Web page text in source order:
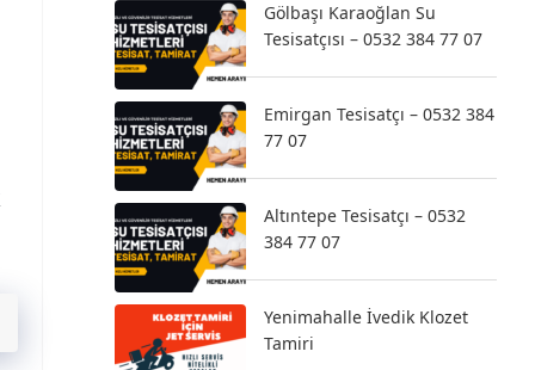
Gölbaşı Karaoğlan Su
Tesisatçısı – 0532 384 77 07
Emirgan Tesisatçı – 0532 384
77 07
Altıntepe Tesisatçı – 0532
384 77 07
Yenimahalle İvedik Klozet
Tamiri